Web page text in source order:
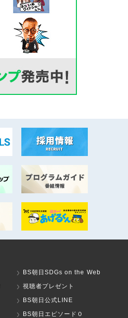
BS朝日SDGs on the Web
視聴者プレゼント
BS朝日公式LINE
BS朝日エピソード０